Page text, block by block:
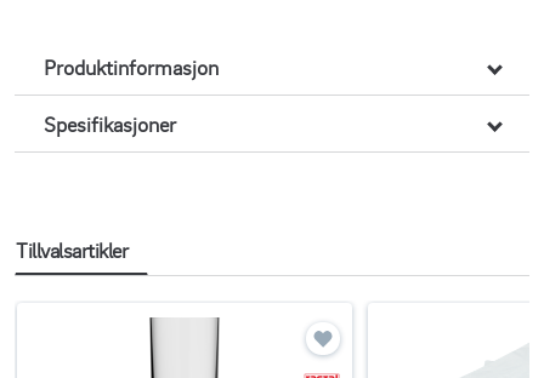
Produktinformasjon
Spesifikasjoner
Tillvalsartikler